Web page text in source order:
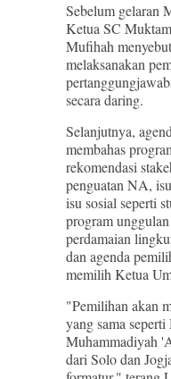
Sebelum gelaran
Ketua SC
Mufihah
melaksanakan
secara daring.
Selanjutnya,
membahas
rekomendasi
penguatan NA,
isu sosial seperti
program
perdamaian
dan agenda
memilih Ketua
"Pemilihan akan
yang sama
Muhammadiyah
dari Solo dan